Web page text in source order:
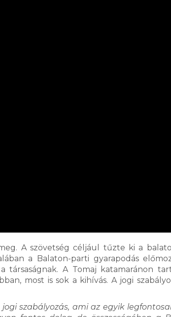
A szövetség céljául tűzte ki a
a Balaton-parti gyarapodás
A Tomaj katamaránon
most is sok a kihívás. A jogi
szabályozás, ami az egyik